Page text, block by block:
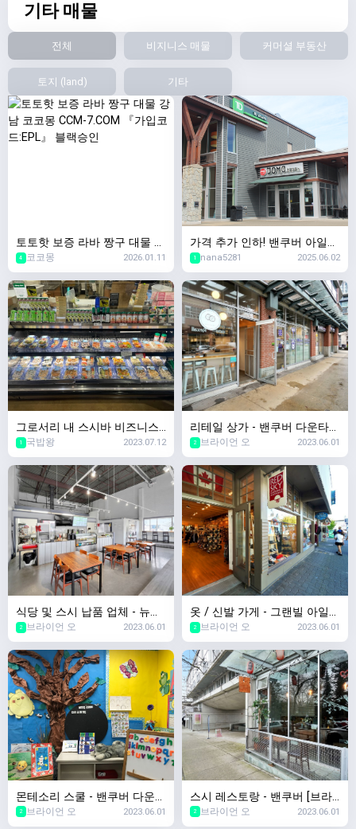
기타 매물
전체 비지니스 매물 커머셜 부동산
토지 (land) 기타
토토핫 보증 라바 짱구 대물 강
남 코코몽 CCM-7.COM 『가입
코드:EPL』 블랙승인
4 코코몽 2026.01.11
가격 추가 인하! 밴쿠버 아일랜
드 코트니 중심가 인기 스시 투
고 비즈니스, 안정적인 수익 &
뛰어난 입지!
1 nana5281 2025.06.02
그로서리 내 스시바 비즈니스
급매
1 국밥왕 2023.07.12
리테일 상가 - 밴쿠버 다운타운
[브라이언 오 부동산 Klein Gro
up]
2 브라이언 오 2023.06.01
식당 및 스시 납품 업체 - 뉴웨
스트민스터 [브라이언 오 부동
산 Klein Group]
2 브라이언 오 2023.06.01
옷 / 신발 가게 - 그랜빌 아일랜
드 [브라이언 오 부동산 Klein
Group]
2 브라이언 오 2023.06.01
몬테소리 스쿨 - 밴쿠버 다운타
운 [브라이언 오 부동산 Klein
2 브라이언 오 2023.06.01
스시 레스토랑 - 밴쿠버 [브라
이언 오 부동산 Klein Group]
2 브라이언 오 2023.06.01